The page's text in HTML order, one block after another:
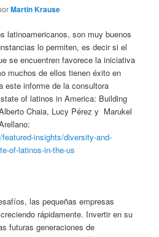
Martin Krause
latinoamericanos, son muy buenos
lo permiten, es decir si el
se encuentren favorece la iniciativa
muchos de ellos tienen éxito en
este informe de la consultora
of latinos in America: Building
Chaia, Lucy Pérez y Marukel
insights/diversity-and-
of-latinos-in-the-us
las pequeñas empresas
rápidamente. Invertir en su
futuras generaciones de